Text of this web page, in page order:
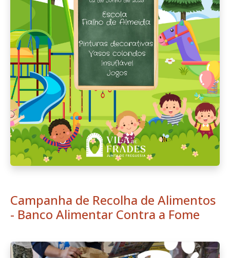
Campanha de Recolha de Alimentos
- Banco Alimentar Contra a Fome